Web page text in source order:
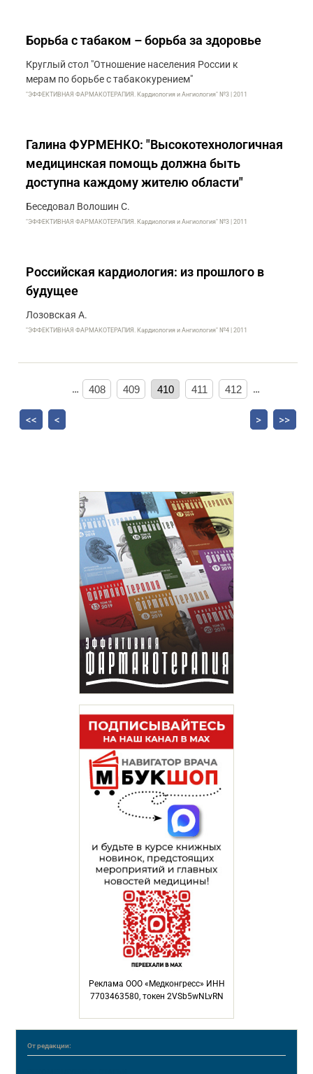
Борьба с табаком – борьба за здоровье
Круглый стол "Отношение населения России к
мерам по борьбе с табакокурением"
"ЭФФЕКТИВНАЯ ФАРМАКОТЕРАПИЯ. Кардиология и Ангиология" №3 | 2011
Галина ФУРМЕНКО: "Высокотехнологичная
медицинская помощь должна быть
доступна каждому жителю области"
Беседовал Волошин С.
"ЭФФЕКТИВНАЯ ФАРМАКОТЕРАПИЯ. Кардиология и Ангиология" №3 | 2011
Российская кардиология: из прошлого в
будущее
Лозовская А.
"ЭФФЕКТИВНАЯ ФАРМАКОТЕРАПИЯ. Кардиология и Ангиология" №4 | 2011
<< <
… 408 409 410 411 412 …
> >>
Реклама ООО «Медконгресс» ИНН
7703463580, токен 2VSb5wNLvRN
От редакции: